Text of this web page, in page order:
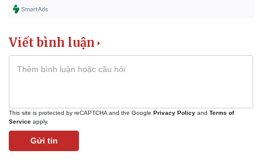
Viết bình luận
This site is protected by reCAPTCHA and the Google Privacy Policy and Terms of
Service apply.
Gửi tin